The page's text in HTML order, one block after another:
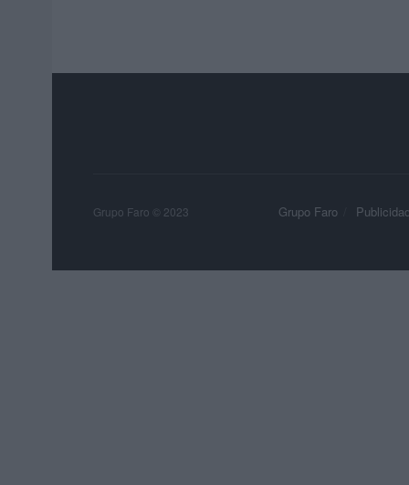
Grupo Faro Publicidad
Grupo Faro © 2023